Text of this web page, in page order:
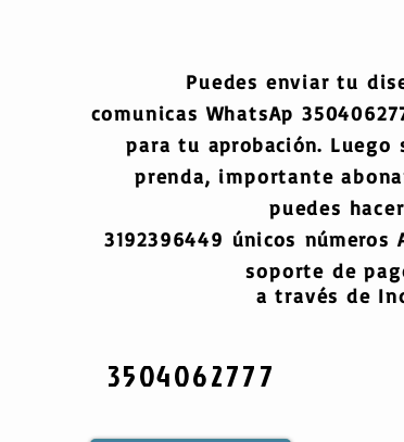
Puedes enviar tu
comunicas WhatsAp
para tu aprobación. Luego
prenda, importante
puedes
3192396449 únicos números
soporte de
a través de
3504062777